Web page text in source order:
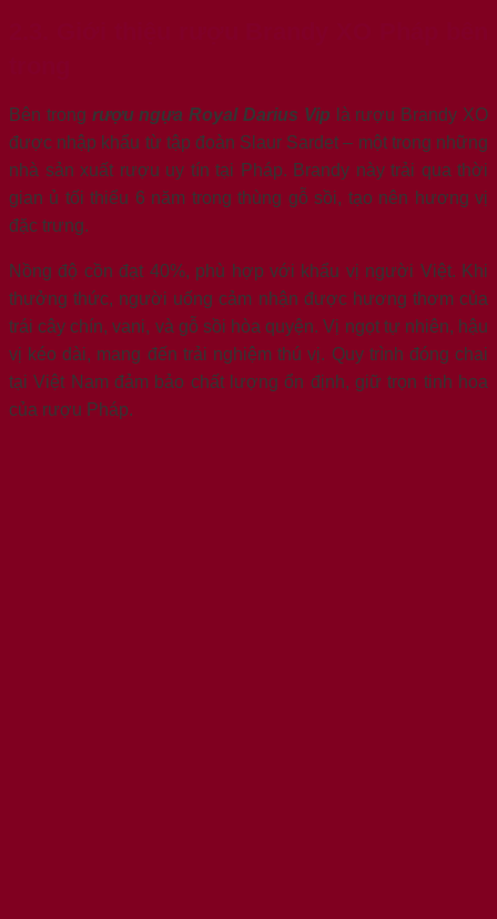
Bên trong rượu ngựa Royal Darius Vip là rượu Brandy XO
được nhập khẩu từ tập đoàn Slaur Sardet – một trong những
nhà sản xuất rượu uy tín tại Pháp. Brandy này trải qua thời
gian ủ tối thiểu 6 năm trong thùng gỗ sồi, tạo nên hương vị
đặc trưng.
Nồng độ cồn đạt 40%, phù hợp với khẩu vị người Việt. Khi
thưởng thức, người uống cảm nhận được hương thơm của
trái cây chín, vani, và gỗ sồi hòa quyện. Vị ngọt tự nhiên, hậu
vị kéo dài, mang đến trải nghiệm thú vị. Quy trình đóng chai
tại Việt Nam đảm bảo chất lượng ổn định, giữ trọn tinh hoa
của rượu Pháp.